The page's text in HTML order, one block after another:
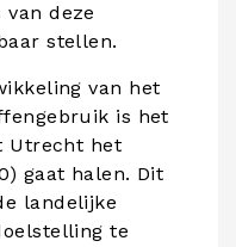
deze
stellen.
van het
is het
Utrecht het
gaat halen. Dit
landelijke
te